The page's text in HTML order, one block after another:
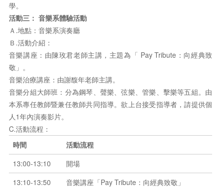
學。
活動三： 音樂系體驗活動
Ａ.地點：音樂系演奏廳
Ｂ.活動介紹：
音樂講座：由陳玫君老師主講，主題為「 Pay Tribute：向經典致
敬」。
音樂治療講座：由謝馥年老師主講。
音樂分組大師班：分為鋼琴、聲樂、弦樂、管樂、擊樂等五組。由
本系專任教師暨兼任教師共同指導。欲上台接受指導者，請提供個
人1年內演奏影片。
C.活動流程：
時間
活動流程
13:00-13:10
開場
13:10-13:50
音樂講座「Pay Tribute：向經典致敬」